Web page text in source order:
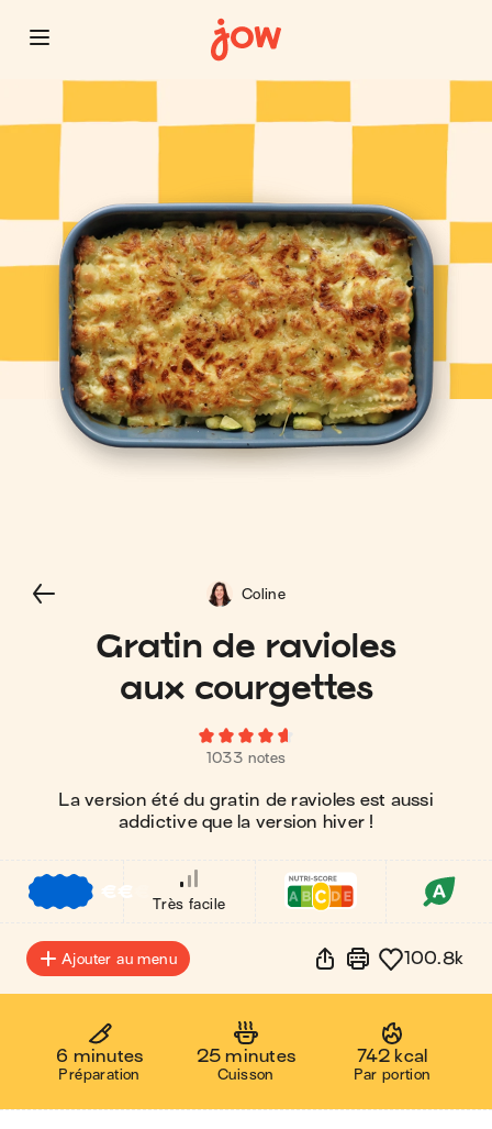
Gratin de ravioles
aux courgettes
1033 notes
La version été du gratin de ravioles est aussi
addictive que la version hiver !
Coline
€€
Très facile
Ajouter au menu 100.8k
6 minutes
Préparation
25 minutes
Cuisson
742 kcal
Par portion